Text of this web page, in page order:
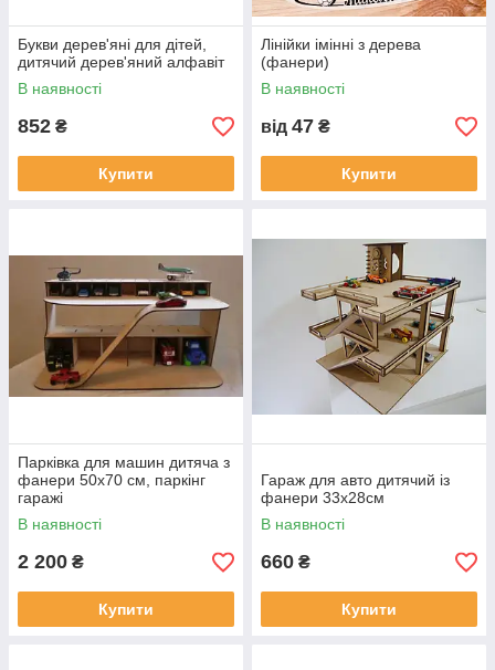
Букви дерев'яні для дітей,
дитячий дерев'яний алфавіт
В наявності
852 ₴
Купити
Лінійки імінні з дерева
(фанери)
В наявності
від 47 ₴
Купити
Парківка для машин дитяча з
фанери 50х70 см, паркінг
гаражі
В наявності
2 200 ₴
Купити
Гараж для авто дитячий із
фанери 33х28см
В наявності
660 ₴
Купити